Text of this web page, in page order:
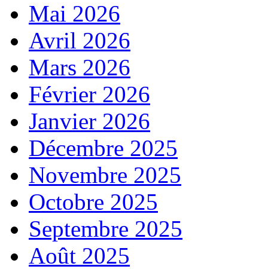
Mai 2026
Avril 2026
Mars 2026
Février 2026
Janvier 2026
Décembre 2025
Novembre 2025
Octobre 2025
Septembre 2025
Août 2025